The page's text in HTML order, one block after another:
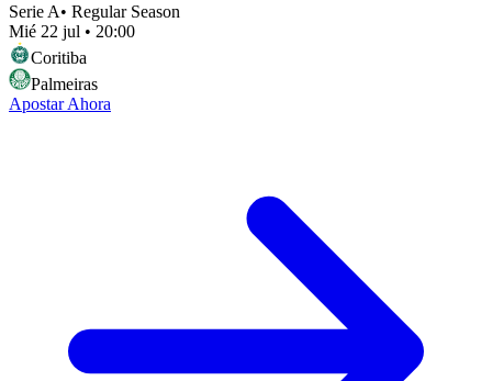
Serie A• Regular Season
Mié 22 jul • 20:00
Coritiba
Palmeiras
Apostar Ahora